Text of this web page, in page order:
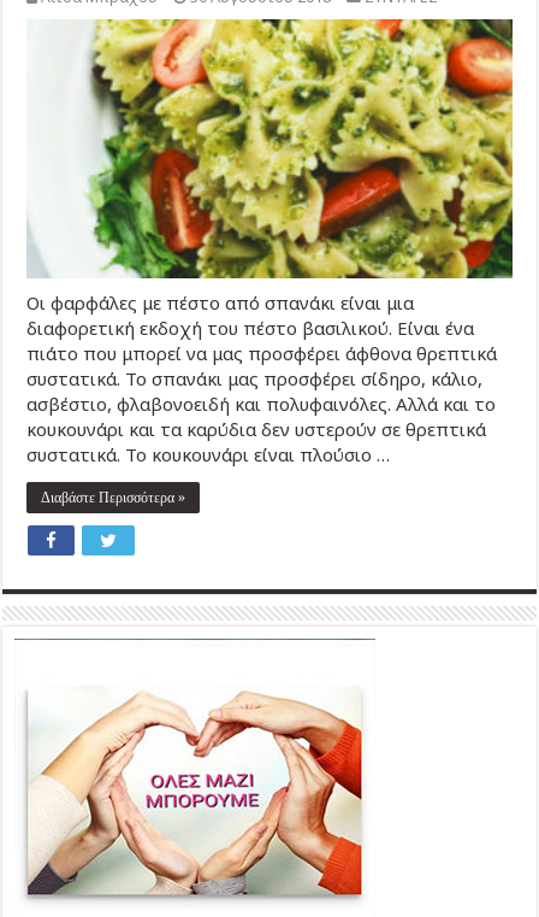
Οι φαρφάλες με πέστο από σπανάκι είναι μια
διαφορετική εκδοχή του πέστο βασιλικού. Είναι ένα
πιάτο που μπορεί να μας προσφέρει άφθονα θρεπτικά
συστατικά. Το σπανάκι μας προσφέρει σίδηρο, κάλιο,
ασβέστιο, φλαβονοειδή και πολυφαινόλες. Αλλά και το
κουκουνάρι και τα καρύδια δεν υστερούν σε θρεπτικά
συστατικά. Το κουκουνάρι είναι πλούσιο …
Διαβάστε Περισσότερα »